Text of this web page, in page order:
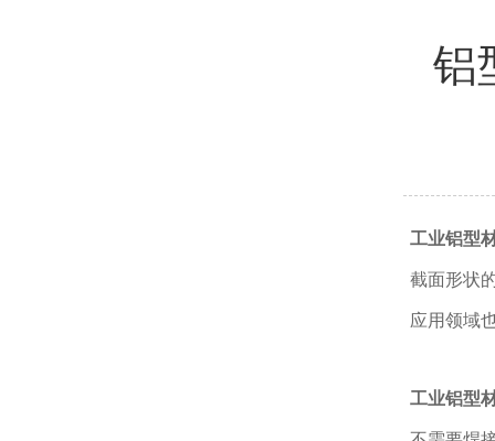
铝
工业铝型
截面形状
应用领域
工业铝型